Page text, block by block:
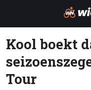
Kool boekt
Tour